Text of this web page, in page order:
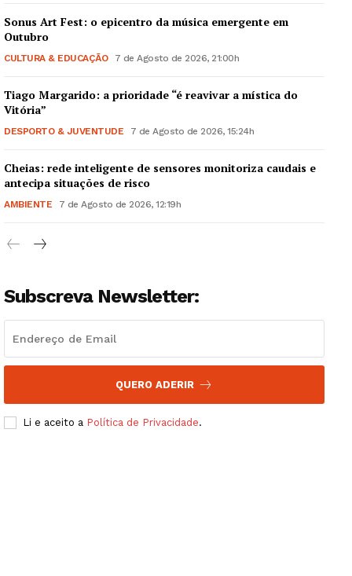
Sonus Art Fest: o epicentro da música emergente em
Outubro
CULTURA & EDUCAÇÃO 7 de Agosto de 2026, 21:00h
Tiago Margarido: a prioridade “é reavivar a mística do
Vitória”
DESPORTO & JUVENTUDE 7 de Agosto de 2026, 15:24h
Cheias: rede inteligente de sensores monitoriza caudais e
antecipa situações de risco
AMBIENTE 7 de Agosto de 2026, 12:19h
Subscreva Newsletter:
QUERO ADERIR
Li e aceito a Política de Privacidade.